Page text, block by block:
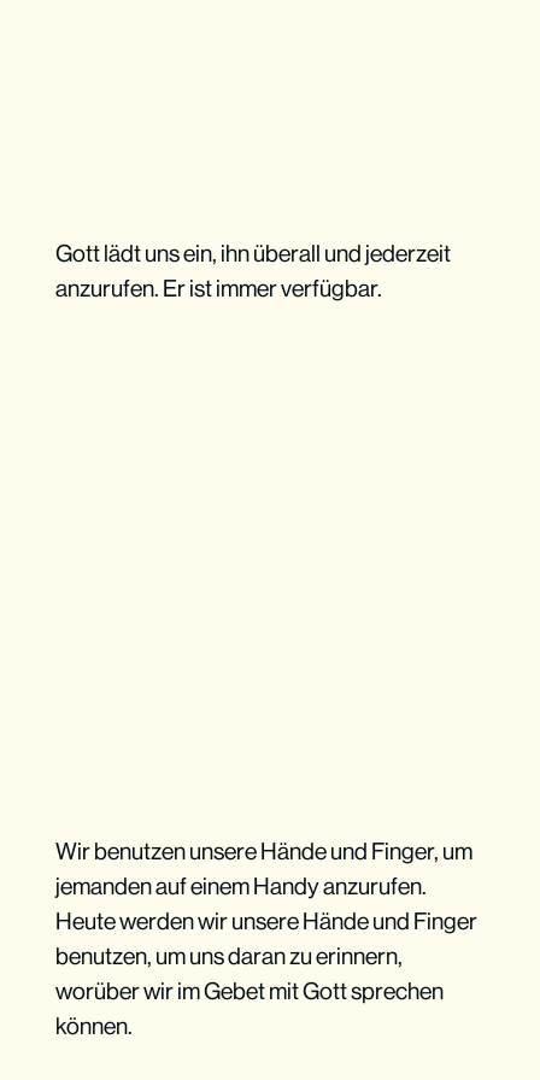
Gott lädt uns ein, ihn überall und jederzeit
anzurufen. Er ist immer verfügbar.
Wir benutzen unsere Hände und Finger, um
jemanden auf einem Handy anzurufen.
Heute werden wir unsere Hände und Finger
benutzen, um uns daran zu erinnern,
worüber wir im Gebet mit Gott sprechen
können.